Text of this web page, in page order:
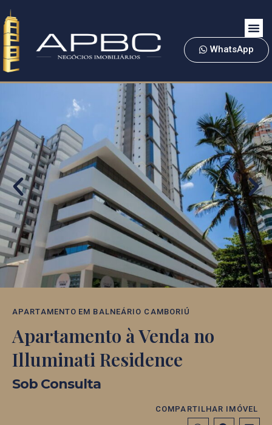
WhatsApp
APARTAMENTO EM BALNEÁRIO CAMBORIÚ
Apartamento à Venda no
Illuminati Residence
Sob Consulta
COMPARTILHAR IMÓVEL